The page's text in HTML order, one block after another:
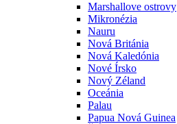
Marshallove ostrovy
Mikronézia
Nauru
Nová Británia
Nová Kaledónia
Nové Írsko
Nový Zéland
Oceánia
Palau
Papua Nová Guinea